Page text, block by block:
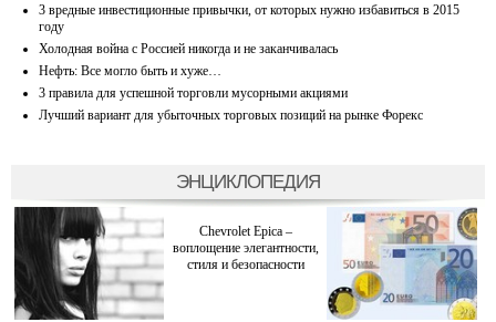
3 вредные инвестиционные привычки, от которых нужно избавиться в 2015
году
Холодная война с Россией никогда и не заканчивалась
Нефть: Все могло быть и хуже…
3 правила для успешной торговли мусорными акциями
Лучший вариант для убыточных торговых позиций на рынке Форекс
ЭНЦИКЛОПЕДИЯ
Chevrolet Epica –
воплощение элегантности,
стиля и безопасности